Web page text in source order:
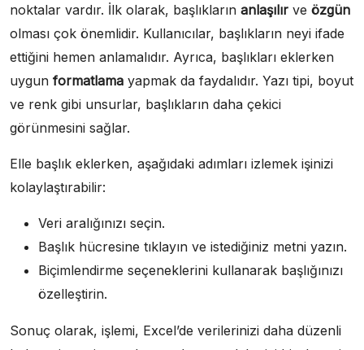
noktalar vardır. İlk olarak, başlıkların anlaşılır ve özgün
olması çok önemlidir. Kullanıcılar, başlıkların neyi ifade
ettiğini hemen anlamalıdır. Ayrıca, başlıkları eklerken
uygun formatlama yapmak da faydalıdır. Yazı tipi, boyut
ve renk gibi unsurlar, başlıkların daha çekici
görünmesini sağlar.
Elle başlık eklerken, aşağıdaki adımları izlemek işinizi
kolaylaştırabilir:
Veri aralığınızı seçin.
Başlık hücresine tıklayın ve istediğiniz metni yazın.
Biçimlendirme seçeneklerini kullanarak başlığınızı
özelleştirin.
Sonuç olarak, işlemi, Excel’de verilerinizi daha düzenli